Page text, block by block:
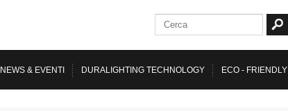
NEWS & EVENTI DURALIGHTING TECHNOLOGY ECO - FRIENDLY